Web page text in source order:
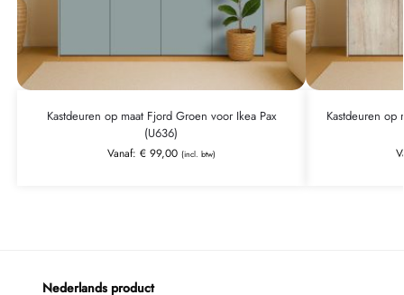
Kastdeuren op maat Fjord Groen voor Ikea Pax
(U636)
Vanaf: €99,00 (incl. btw)
Kastdeuren op
Nederlands product